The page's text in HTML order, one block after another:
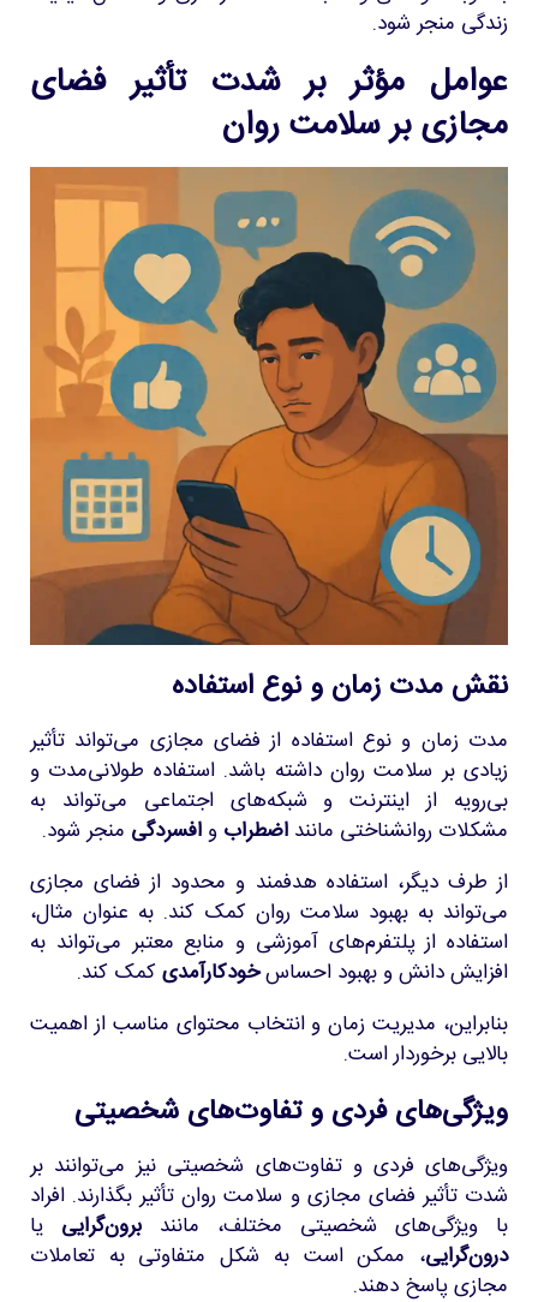
زندگی منجر شود.
عوامل مؤثر بر شدت تأثیر فضای
مجازی بر سلامت روان
نقش مدت زمان و نوع استفاده
مدت زمان و نوع استفاده از فضای مجازی می‌تواند تأثیر
زیادی بر سلامت روان داشته باشد. استفاده طولانی‌مدت و
بی‌رویه از اینترنت و شبکه‌های اجتماعی می‌تواند به
مشکلات روانشناختی مانند اضطراب وافسردگی منجر شود.
از طرف دیگر، استفاده هدفمند و محدود از فضای مجازی
می‌تواند به بهبود سلامت روان کمک کند. به عنوان مثال،
استفاده از پلتفرم‌های آموزشی و منابع معتبر می‌تواند به
افزایش دانش و بهبود احساسخودکارآمدیکمک کند.
بنابراین، مدیریت زمان و انتخاب محتوای مناسب از اهمیت
بالایی برخوردار است.
ویژگی‌های فردی و تفاوت‌های شخصیتی
ویژگی‌های فردی و تفاوت‌های شخصیتی نیز می‌توانند بر
شدت تأثیر فضای مجازی و سلامت روان تأثیر بگذارند. افراد
با ویژگی‌های شخصیتی مختلف، مانند برون‌گرایی یا
درون‌گرایی، ممکن است به شکل متفاوتی به تعاملات
مجازی پاسخ دهند.